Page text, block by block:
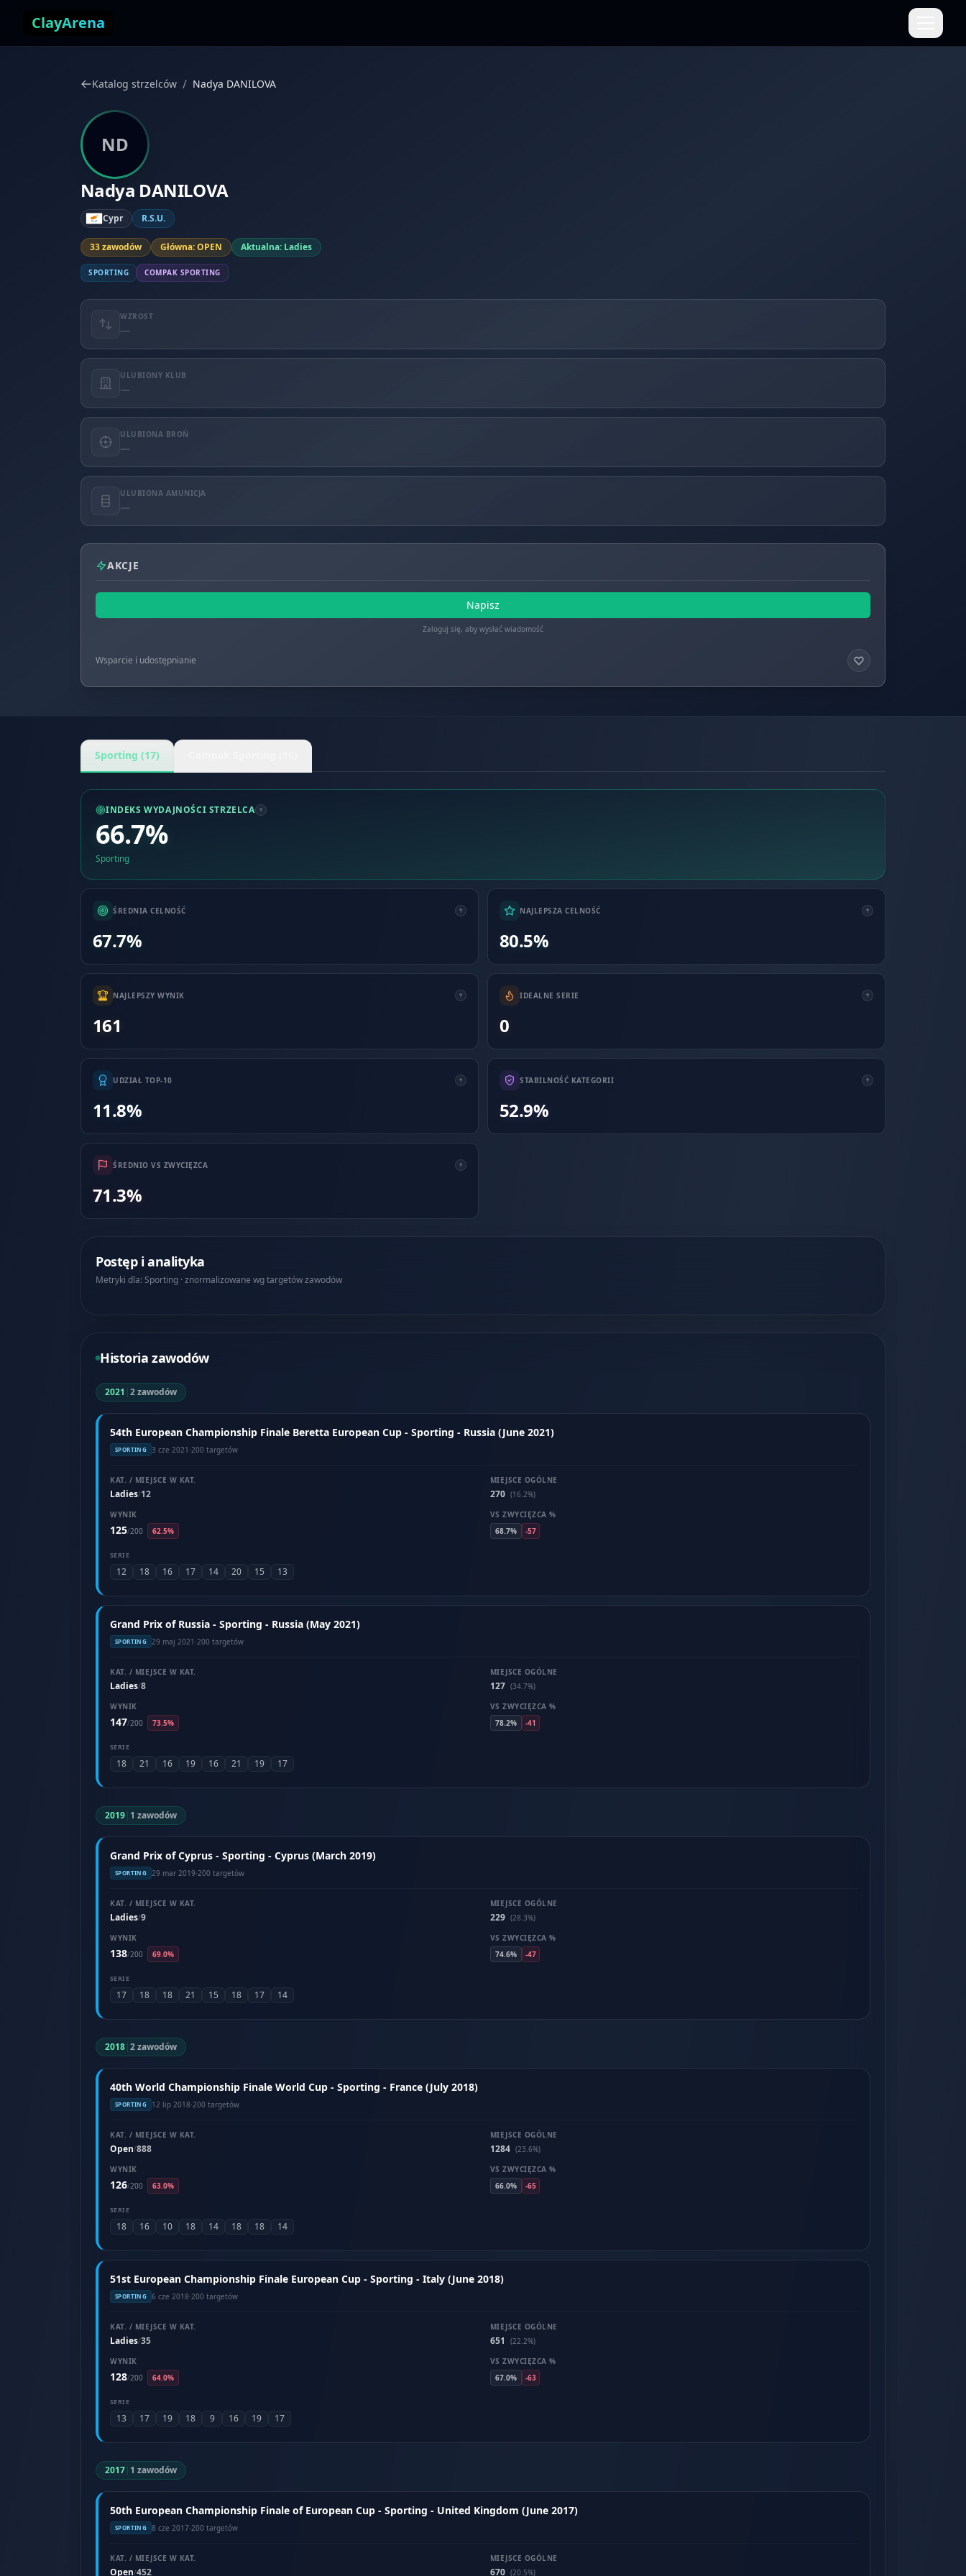
ClayArena
Katalog strzelców / Nadya DANILOVA
ND
Nadya DANILOVA
Cypr R.S.U.
33 zawodów Główna: OPEN Aktualna: Ladies
SPORTING COMPAK SPORTING
WZROST
—
ULUBIONY KLUB
—
ULUBIONA BROŃ
—
ULUBIONA AMUNICJA
—
AKCJE
Napisz
Zaloguj się, aby wysłać wiadomość
Wsparcie i udostępnianie
Sporting (17)
INDEKS WYDAJNOŚCI STRZELCA
66.7%
Sporting
ŚREDNIA CELNOŚĆ
67.7%
NAJLEPSZA CELNOŚĆ
80.5%
NAJLEPSZY WYNIK
161
IDEALNE SERIE
0
UDZIAŁ TOP-10
11.8%
STABILNOŚĆ KATEGORII
52.9%
ŚREDNIO VS ZWYCIĘZCA
71.3%
Postęp i analityka
Metryki dla: Sporting · znormalizowane wg targetów zawodów
Historia zawodów
2021 |2 zawodów
54th European Championship Finale Beretta European Cup - Sporting - Russia (June 2021)
SPORTING 3 cze 2021 ·200 targetów
KAT. / MIEJSCE W KAT.
Ladies/12
MIEJSCE OGÓLNE
270 (16.2%)
WYNIK
125/200 62.5%
VS ZWYCIĘZCA %
68.7%
-57
SERIE
12 18 16 17 14 20 15 13
Grand Prix of Russia - Sporting - Russia (May 2021)
SPORTING 29 maj 2021 ·200 targetów
KAT. / MIEJSCE W KAT.
Ladies/8
MIEJSCE OGÓLNE
127 (34.7%)
WYNIK
147/200 73.5%
VS ZWYCIĘZCA %
78.2%
-41
SERIE
18 21 16 19 16 21 19 17
2019| 1 zawodów
Grand Prix of Cyprus - Sporting - Cyprus (March 2019)
SPORTING 29 mar 2019·200 targetów
KAT. / MIEJSCE W KAT.
Ladies/9
MIEJSCE OGÓLNE
229 (28.3%)
WYNIK
138/200 69.0%
VS ZWYCIĘZCA %
74.6%
-47
SERIE
17 18 18 21 15 18 17 14
2018|2 zawodów
40th World Championship Finale World Cup - Sporting - France (July 2018)
SPORTING 12 lip 2018·200 targetów
KAT. / MIEJSCE W KAT.
Open/888
MIEJSCE OGÓLNE
1284 (23.6%)
WYNIK
126/200 63.0%
VS ZWYCIĘZCA %
66.0%
-65
SERIE
18 16 10 18 14 18 18 14
51st European Championship Finale European Cup - Sporting - Italy (June 2018)
SPORTING 6 cze 2018·200 targetów
KAT. / MIEJSCE W KAT.
Ladies/35
MIEJSCE OGÓLNE
651
(22.2%)
WYNIK
128/200 64.0%
VS ZWYCIĘZCA %
67.0%
-63
SERIE
13 17 19 18 9 16 19 17
2017| 1 zawodów
50th European Championship Finale of European Cup - Sporting - United Kingdom (June 2017)
SPORTING 8 cze 2017·200 targetów
KAT. / MIEJSCE W KAT.
Open/452
MIEJSCE OGÓLNE
670 (20.5%)